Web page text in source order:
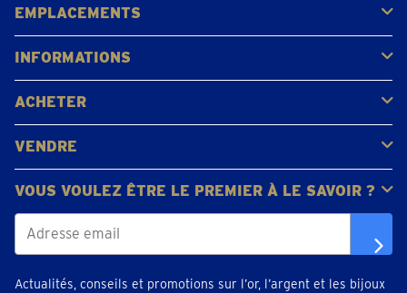
EMPLACEMENTS
Gerpinnes
Liège
Namur
Waterloo
Woluwe-Saint-Lambert
Voir tous les emplacements
INFORMATIONS
FAQ
Avis clients
ACHETER
Acheter de l'or
Acheter des pièces
Acheter de l'argent
VENDRE
Bijoux en or
Pièces d'or
Lingots d'or
VOUS VOULEZ ÊTRE LE PREMIER À LE SAVOIR ?
Actualités, conseils et promotions sur l’or, l’argent et les bijoux